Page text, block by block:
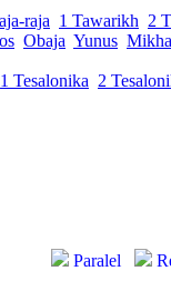
raja 1 Tawarikh 2
Obaja Yunus Mikha
1 Tesalonika 2
Paralel